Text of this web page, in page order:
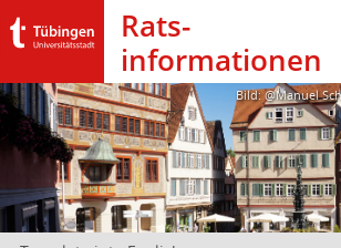
Rats­
informationen
Bild: @Manuel